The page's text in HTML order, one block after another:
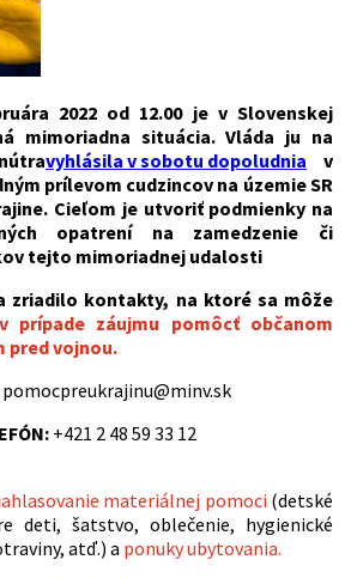
2022 od 12.00 je v Slovenskej
mimoriadna situácia. Vláda ju na
vyhlásila v sobotu dopoludnia v
prílevom cudzincov na územie SR
Cieľom je utvoriť podmienky na
opatrení na zamedzenie či
tejto mimoriadnej udalosti
zriadilo kontakty, na ktoré sa môže
v prípade záujmu pomôcť občanom
pred vojnou.
+421 2 48 59 33 12
materiálnej pomoci (detské
deti, šatstvo, oblečenie, hygienické
atď.) a ponuky ubytovania.